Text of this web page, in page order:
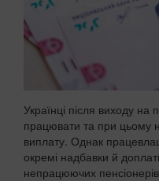
Українці після виходу на
працювати та при цьому
виплату. Однак
окремі надбавки й
непрацюючих